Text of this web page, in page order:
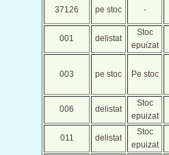
37126 pe stoc -
001 delistat
Stoc
epuizat
003 pe stoc Pe stoc
006 delistat
Stoc
epuizat
011 delistat
Stoc
epuizat